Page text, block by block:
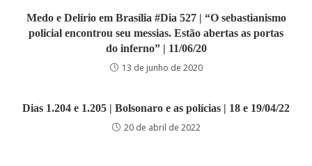
Medo e Delírio em Brasília #Dia 527 | “O sebastianismo
policial encontrou seu messias. Estão abertas as portas
do inferno” | 11/06/20
13 de junho de 2020
Dias 1.204 e 1.205 | Bolsonaro e as polícias | 18 e 19/04/22
20 de abril de 2022